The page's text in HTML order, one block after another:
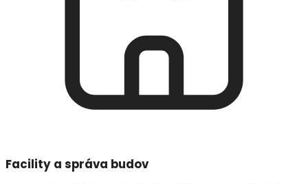
Facility a správa budov